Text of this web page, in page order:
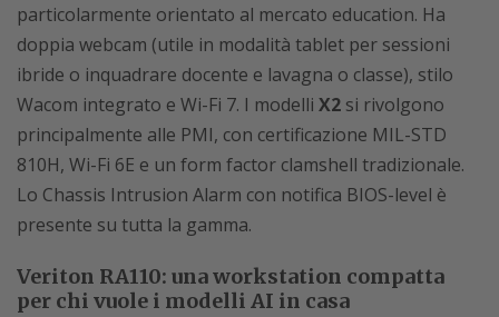
particolarmente orientato al mercato education. Ha
doppia webcam (utile in modalità tablet per sessioni
ibride o inquadrare docente e lavagna o classe), stilo
Wacom integrato e Wi-Fi 7. I modelli X2 si rivolgono
principalmente alle PMI, con certificazione MIL-STD
810H, Wi-Fi 6E e un form factor clamshell tradizionale.
Lo Chassis Intrusion Alarm con notifica BIOS-level è
presente su tutta la gamma.
Veriton RA110: una workstation compatta
per chi vuole i modelli AI in casa